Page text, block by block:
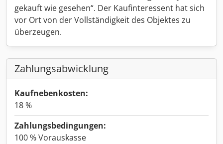
gekauft wie gesehen“. Der Kaufinteressent hat sich
vor Ort von der Vollständigkeit des Objektes zu
überzeugen.
Zahlungsabwicklung
Kaufnebenkosten:
18 %
Zahlungsbedingungen:
100 % Vorauskasse